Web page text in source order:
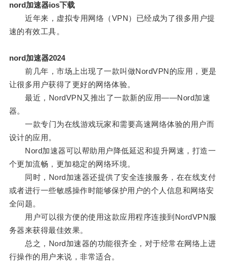
nord加速器ios下载
近年来，虚拟专用网络（VPN）已经成为了很多用户提
速的有效工具。
nord加速器2024
前几年，市场上出现了一款叫做NordVPN的应用，更是
让很多用户获得了更好的网络体验。
最近，NordVPN又推出了一款新的应用——Nord加速
器。
一款专门为在线游戏玩家和需要高速网络体验的用户而
设计的应用。
Nord加速器可以帮助用户降低延迟和提升网速，打造一
个更加流畅，更加稳定的网络环境。
同时，Nord加速器还提供了安全连接服务，在在线支付
或者进行一些敏感操作时能够保护用户的个人信息和网络安
全问题。
用户可以很方便的使用这款应用程序连接到NordVPN服
务器来获得最佳效果。
总之，Nord加速器的功能很齐全，对于经常在网络上进
行操作的用户来说，非常适合。